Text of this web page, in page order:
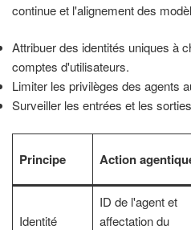
continue et l'alignement des
Attribuer des identités uniques à
comptes d'utilisateurs.
Limiter les privilèges des agents
Surveiller les entrées et les
Principe Action
Identité
ID de l'agent et
affectation du